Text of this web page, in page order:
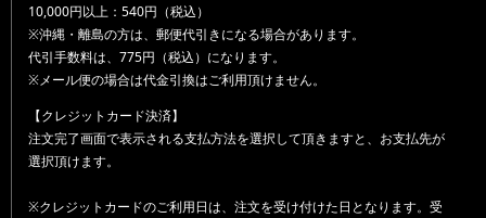
10,000円以上：540円（税込）
※沖縄・離島の方は、郵便代引きになる場合があります。
代引手数料は、775円（税込）になります。
※メール便の場合は代金引換はご利用頂けません。
【クレジットカード決済】
注文完了画面で表示される支払方法を選択して頂きますと、お支払先が
選択頂けます。
※クレジットカードのご利用日は、注文を受け付けた日となります。受